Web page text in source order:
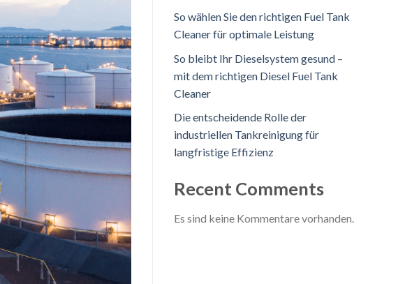
So wählen Sie den richtigen Fuel Tank
Cleaner für optimale Leistung
So bleibt Ihr Dieselsystem gesund –
mit dem richtigen Diesel Fuel Tank
Cleaner
Die entscheidende Rolle der
industriellen Tankreinigung für
langfristige Effizienz
Recent Comments
Es sind keine Kommentare vorhanden.